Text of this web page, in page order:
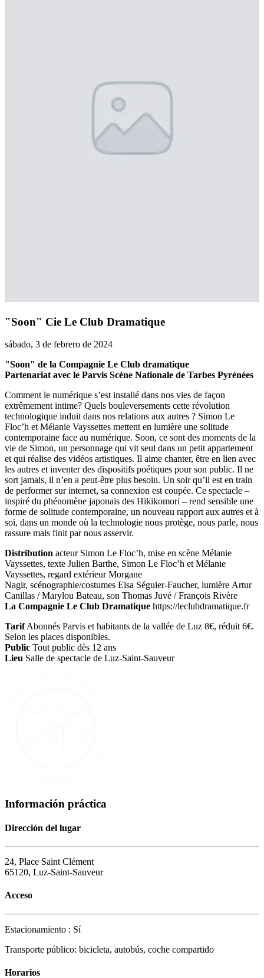
"Soon" Cie Le Club Dramatique
sábado, 3 de febrero de 2024
"Soon" de la Compagnie Le Club dramatique
Partenariat avec le Parvis Scène Nationale de Tarbes Pyrénées
Comment le numérique s’est installé dans nos vies de façon
extrêmement intime? Quels bouleversements cette révolution
technologique induit dans nos relations aux autres ? Simon Le
Floc’h et Mélanie Vayssettes mettent en lumière une solitude
contemporaine face au numérique. Soon, ce sont des moments de la
vie de Simon, un personnage qui vit seul dans un petit appartement
et qui réalise des vidéos artistiques. Il aime chanter, être en lien avec
les autres et inventer des dispositifs poétiques pour son public. Il ne
sort jamais, il n’en a peut-être plus besoin. Un soir qu’il est en train
de performer sur internet, sa connexion est coupée. Ce spectacle –
inspiré du phénomène japonais des Hikikomori – rend sensible une
forme de solitude contemporaine, un nouveau rapport aux autres et à
soi, dans un monde où la technologie nous protège, nous parle, nous
rassure mais finit par nous asservir.
Distribution acteur Simon Le Floc’h, mise en scène Mélanie
Vayssettes, texte Julien Barthe, Simon Le Floc’h et Mélanie
Vayssettes, regard extérieur Morgane
Nagir, scénographie/costumes Elsa Séguier-Faucher, lumière Artur
Canillas / Marylou Bateau, son Thomas Juvé / François Rivère
La Compagnie Le Club Dramatique https://leclubdramatique.fr
TarifAbonnés Parvis et habitants de la vallée de Luz 8€, réduit 6€.
Selon les places disponibles.
Public Tout public dès 12 ans
Lieu Salle de spectacle de Luz-Saint-Sauveur
Información práctica
Dirección del lugar
24, Place Saint Clément
65120, Luz-Saint-Sauveur
Acceso
Estacionamiento : Sí
Transporte público: bicicleta, autobús, coche compartido
Horarios